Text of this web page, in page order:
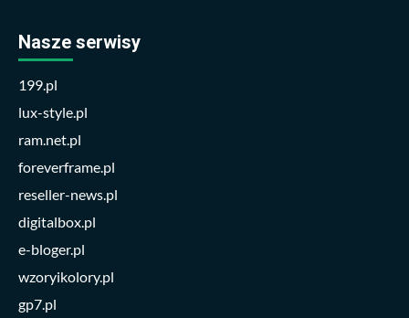
Nasze serwisy
199.pl
lux-style.pl
ram.net.pl
foreverframe.pl
reseller-news.pl
digitalbox.pl
e-bloger.pl
wzoryikolory.pl
gp7.pl